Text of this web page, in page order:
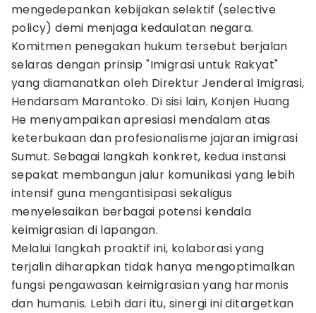
mengedepankan kebijakan selektif (selective
policy) demi menjaga kedaulatan negara.
Komitmen penegakan hukum tersebut berjalan
selaras dengan prinsip "Imigrasi untuk Rakyat"
yang diamanatkan oleh Direktur Jenderal Imigrasi,
Hendarsam Marantoko. Di sisi lain, Konjen Huang
He menyampaikan apresiasi mendalam atas
keterbukaan dan profesionalisme jajaran imigrasi
Sumut. Sebagai langkah konkret, kedua instansi
sepakat membangun jalur komunikasi yang lebih
intensif guna mengantisipasi sekaligus
menyelesaikan berbagai potensi kendala
keimigrasian di lapangan.
Melalui langkah proaktif ini, kolaborasi yang
terjalin diharapkan tidak hanya mengoptimalkan
fungsi pengawasan keimigrasian yang harmonis
dan humanis. Lebih dari itu, sinergi ini ditargetkan